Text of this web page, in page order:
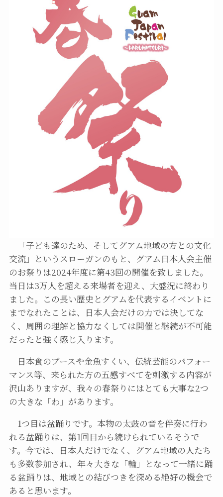
「子ども達のため、そしてグアム地域の方との文化
交流」というスローガンのもと、グアム日本人会主催
のお祭りは2024年度に第43回の開催を致しました。
当日は3万人を超える来場者を迎え、大盛況に終わり
ました。この長い歴史とグアムを代表するイベントに
までなれたことは、日本人会だけの力では決してな
く、周囲の理解と協力なくしては開催と継続が不可能
だったと強く感じ入ります。
日本食のブースや金魚すくい、伝統芸能のパフォー
マンス等、来られた方の五感すべてを刺激する内容が
沢山ありますが、我々の春祭りにはとても大事な2つ
の大きな「わ」があります。
1つ目は盆踊りです。本物の太鼓の音を伴奏に行わ
れる盆踊りは、第1回目から続けられているそうで
す。今では、日本人だけでなく、グアム地域の人たち
も多数参加され、年々大きな「輪」となって一緒に踊
る盆踊りは、地域との結びつきを深める絶好の機会で
あると思います。